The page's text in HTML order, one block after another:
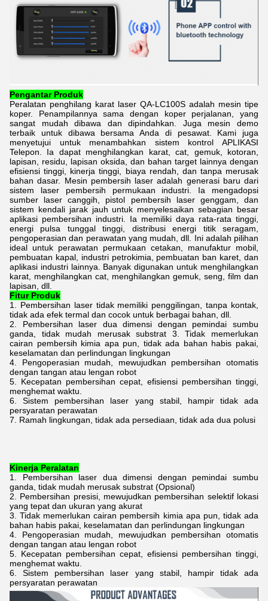
Pengantar Produk
Peralatan penghilang karat laser QA-LC100S adalah mesin tipe
koper. Penampilannya sama dengan koper perjalanan, yang
sangat mudah dibawa dan dipindahkan. Juga mesin demo
terbaik untuk dibawa bersama Anda di pesawat. Kami juga
menyetujui untuk menambahkan sistem kontrol APLIKASI
Telepon. Ia dapat menghilangkan karat, cat, gemuk, kotoran,
lapisan, residu, lapisan oksida, dan bahan target lainnya dengan
efisiensi tinggi, kinerja tinggi, biaya rendah, dan tanpa merusak
bahan dasar. Mesin pembersih laser adalah generasi baru dari
sistem laser pembersih permukaan industri. Ia mengadopsi
sumber laser canggih, pistol pembersih laser genggam, dan
sistem kendali jarak jauh untuk menyelesaikan sebagian besar
aplikasi pembersihan industri. Ia memiliki daya rata-rata tinggi,
energi pulsa tunggal tinggi, distribusi energi titik seragam,
pengoperasian dan perawatan yang mudah, dll. Ini adalah pilihan
ideal untuk perawatan permukaan cetakan, manufaktur mobil,
pembuatan kapal, industri petrokimia, pembuatan ban karet, dan
aplikasi industri lainnya. Banyak digunakan untuk menghilangkan
karat, menghilangkan cat, menghilangkan gemuk, seng, film dan
lapisan, dll.
Fitur Produk
1. Pembersihan laser tidak memiliki penggilingan, tanpa kontak,
tidak ada efek termal dan cocok untuk berbagai bahan, dll.
2. Pembersihan laser dua dimensi dengan pemindai sumbu
ganda, tidak mudah merusak substrat 3. Tidak memerlukan
cairan pembersih kimia apa pun, tidak ada bahan habis pakai,
keselamatan dan perlindungan lingkungan
4. Pengoperasian mudah, mewujudkan pembersihan otomatis
dengan tangan atau lengan robot
5. Kecepatan pembersihan cepat, efisiensi pembersihan tinggi,
menghemat waktu.
6. Sistem pembersihan laser yang stabil, hampir tidak ada
persyaratan perawatan
7. Ramah lingkungan, tidak ada persediaan, tidak ada dua polusi
Kinerja Peralatan
1. Pembersihan laser dua dimensi dengan pemindai sumbu
ganda, tidak mudah merusak substrat (Opsional)
2. Pembersihan presisi, mewujudkan pembersihan selektif lokasi
yang tepat dan ukuran yang akurat
3. Tidak memerlukan cairan pembersih kimia apa pun, tidak ada
bahan habis pakai, keselamatan dan perlindungan lingkungan
4. Pengoperasian mudah, mewujudkan pembersihan otomatis
dengan tangan atau lengan robot
5. Kecepatan pembersihan cepat, efisiensi pembersihan tinggi,
menghemat waktu.
6. Sistem pembersihan laser yang stabil, hampir tidak ada
persyaratan perawatan